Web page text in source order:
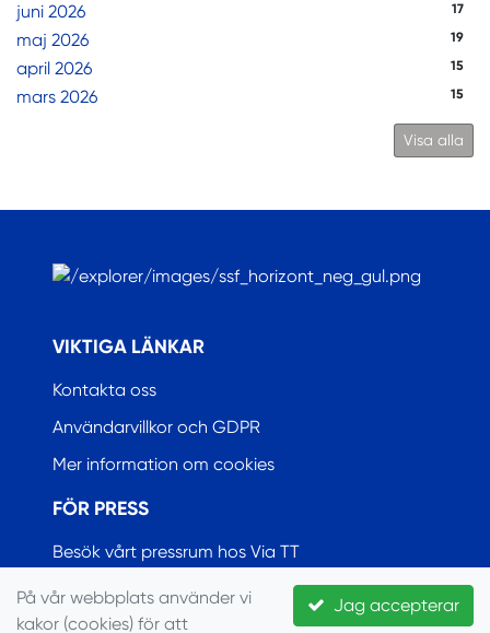
juni 2026 17
maj 2026 19
april 2026 15
mars 2026 15
Visa alla
VIKTIGA LÄNKAR
Kontakta oss
Användarvillkor och GDPR
Mer information om cookies
FÖR PRESS
Besök vårt pressrum hos Via TT
Jag accepterar
På vår webbplats använder vi
kakor (cookies) för att